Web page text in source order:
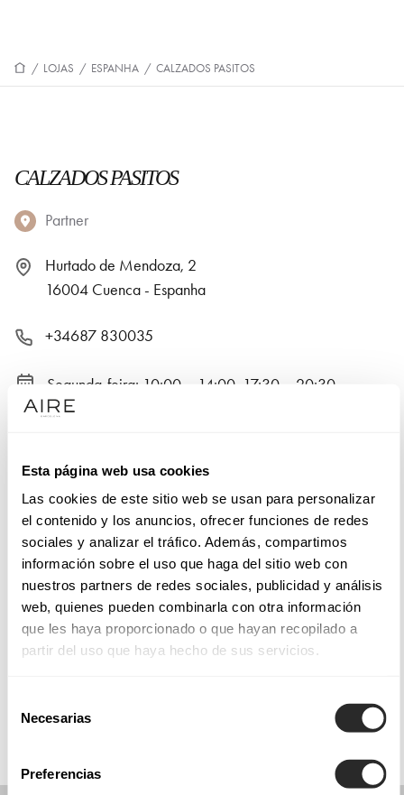
Esta página web usa cookies
Las cookies de este sitio web se usan para personalizar
el contenido y los anuncios, ofrecer funciones de redes
sociales y analizar el tráfico. Además, compartimos
información sobre el uso que haga del sitio web con
nuestros partners de redes sociales, publicidad y análisis
web, quienes pueden combinarla con otra información
que les haya proporcionado o que hayan recopilado a
partir del uso que haya hecho de sus servicios.
Necesarias
Preferencias
/ LOJAS / ESPANHA / CALZADOS PASITOS
CALZADOS PASITOS
Partner
Hurtado de Mendoza, 2
16004 Cuenca - Espanha
+34687 830035
Segunda-feira: 10:00 – 14:00, 17:30 – 20:30
Terça-feira: 10:00 – 14:00, 17:30 – 20:30
Sexta-feira: 10:00 – 14:00, 17:30 – 20:30
Sábado: 10:00 – 14:00
Domingo: Fechado
PEÇA UMA MARCAÇÃO
COLLECTIONS